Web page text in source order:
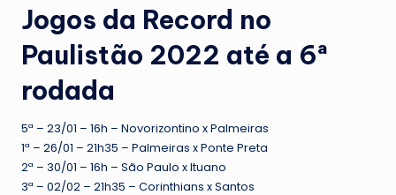
Jogos da Record no
Paulistão 2022 até a 6ª
rodada
5ª – 23/01 – 16h – Novorizontino x Palmeiras
1ª – 26/01 – 21h35 – Palmeiras x Ponte Preta
2ª – 30/01 – 16h – São Paulo x Ituano
3ª – 02/02 – 21h35 – Corinthians x Santos